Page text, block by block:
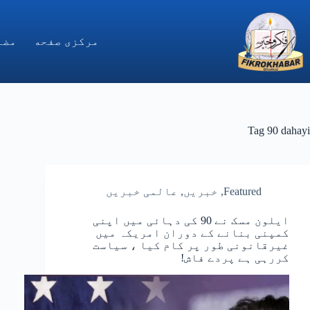
content
مركزى صفحه
Tag 90 dahayi
Featured
, خبریں, عالمی خبریں
ایلون مسک نے 90 کی دہائی میں اپنی
کمپنی بنانے کے دوران امریکہ میں
غیرقانونی طور پر کام کیا ، سیاست
کررہی ہے پردے فاش!